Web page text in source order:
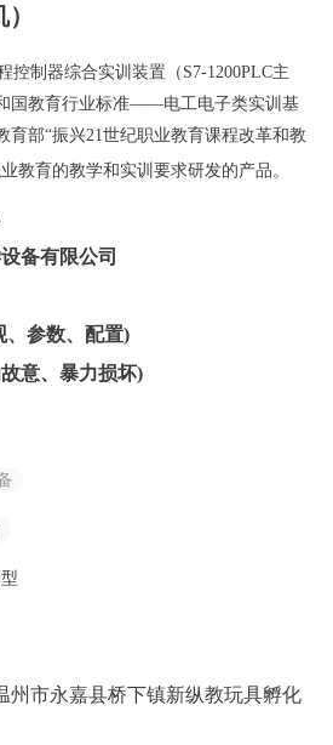
控制器综合实训装置（S7-1200PLC主
国教育行业标准——电工电子类实训基
育部“振兴21世纪职业教育课程改革和教
教育的教学和实训要求研发的产品。
备有限公司
、参数、配置)
意、暴力损坏)
州市永嘉县桥下镇新纵教玩具孵化